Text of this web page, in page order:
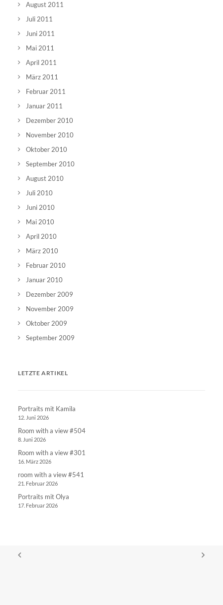
August 2011
Juli 2011
Juni 2011
Mai 2011
April 2011
März 2011
Februar 2011
Januar 2011
Dezember 2010
November 2010
Oktober 2010
September 2010
August 2010
Juli 2010
Juni 2010
Mai 2010
April 2010
März 2010
Februar 2010
Januar 2010
Dezember 2009
November 2009
Oktober 2009
September 2009
LETZTE ARTIKEL
Portraits mit Kamila
12. Juni 2026
Room with a view #504
8. Juni 2026
Room with a view #301
16. März 2026
room with a view #541
21. Februar 2026
Portraits mit Olya
17. Februar 2026